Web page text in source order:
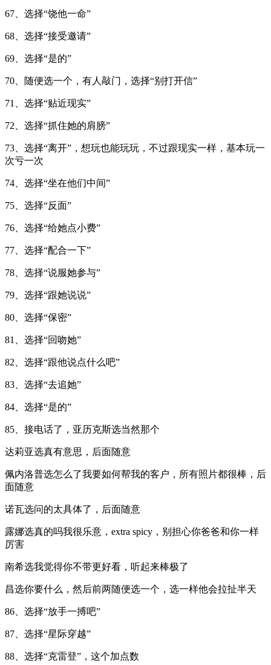
67、选择“饶他一命”
68、选择“接受邀请”
69、选择“是的”
70、随便选一个，有人敲门，选择“别打开信”
71、选择“贴近现实”
72、选择“抓住她的肩膀”
73、选择“离开”，想玩也能玩玩，不过跟现实一样，基本玩一
次亏一次
74、选择“坐在他们中间”
75、选择“反面”
76、选择“给她点小费”
77、选择“配合一下”
78、选择“说服她参与”
79、选择“跟她说说”
80、选择“保密”
81、选择“回吻她”
82、选择“跟他说点什么吧”
83、选择“去追她”
84、选择“是的”
85、接电话了，亚历克斯选当然那个
达莉亚选真有意思，后面随意
佩内洛普选怎么了我要如何帮我的客户，所有照片都很棒，后
面随意
诺瓦选问的太具体了，后面随意
露娜选真的吗我很乐意，extra spicy，别担心你爸爸和你一样
厉害
南希选我觉得你不带更好看，听起来棒极了
昌选你要什么，然后前两随便选一个，选一样他会拉扯半天
86、选择“放手一搏吧”
87、选择“星际穿越”
88、选择“克雷登”，这个加点数